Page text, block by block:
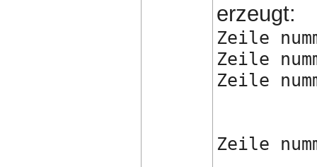
erzeugt:
Zeile
Zeile
Zeile
Zeile